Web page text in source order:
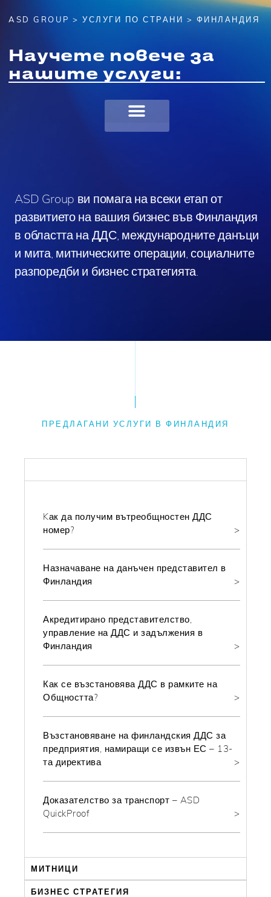
ASD GROUP >УСЛУГИ ПО СТРАНИ > ФИНЛАНДИЯ
Научете повече за
нашите услуги:
ASD Group ви помага на всеки етап от
развитието на вашия бизнес във Финландия
в областта на ДДС, международните данъци
и мита, митническите операции, социалните
разпоредби и бизнес стратегията.
ПРЕДЛАГАНИ УСЛУГИ В ФИНЛАНДИЯ
Kак да получим вътреобщностен ДДС
номер?
Назначаване на данъчен представител в
Финландия
Акредитирано представителство,
управление на ДДС и задължения в
Финландия
Как се възстановява ДДС в рамките на
Общността?
Възстановяване на финландския ДДС за
предприятия, намиращи се извън ЕС – 13-
та директива
Доказателство за транспорт – ASD
QuickProof
МИТНИЦИ
БИЗНЕС СТРАТЕГИЯ